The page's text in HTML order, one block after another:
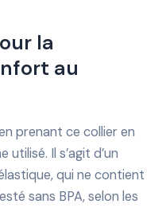
la
au
prenant ce collier en
utilisé. Il s’agit d’un
qui ne contient
sans BPA, selon les